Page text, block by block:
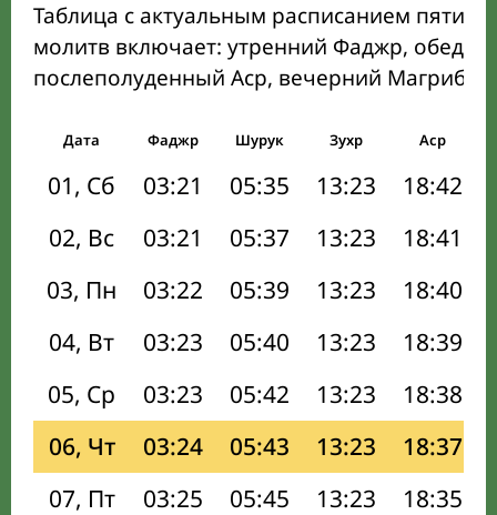
Таблица с актуальным расписанием пяти
молитв включает: утренний Фаджр,
послеполуденный Аср, вечерний Магриб
Дата Фаджр Шурук Зухр Аср
01, Сб 03:21 05:35 13:23 18:42
02, Вс
03:21 05:37 13:23 18:41
03, Пн
03:22 05:39 13:23 18:40
04, Вт
03:23 05:40 13:23 18:39
05, Ср
03:23 05:42 13:23 18:38
06, Чт
03:24 05:43 13:23 18:37
07, Пт
03:25 05:45 13:23 18:35